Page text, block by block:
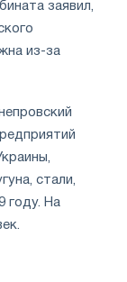
заявил,
из-за
стали,
году. На